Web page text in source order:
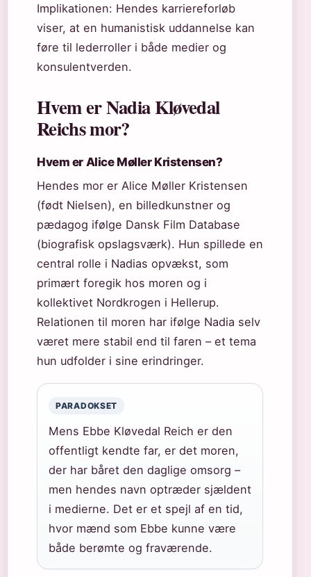
Implikationen: Hendes karriereforløb
viser, at en humanistisk uddannelse kan
føre til lederroller i både medier og
konsulentverden.
Hvem er Nadia Kløvedal
Reichs mor?
Hvem er Alice Møller Kristensen?
Hendes mor er Alice Møller Kristensen
(født Nielsen), en billedkunstner og
pædagog ifølge Dansk Film Database
(biografisk opslagsværk). Hun spillede en
central rolle i Nadias opvækst, som
primært foregik hos moren og i
kollektivet Nordkrogen i Hellerup.
Relationen til moren har ifølge Nadia selv
været mere stabil end til faren – et tema
hun udfolder i sine erindringer.
PARADOKSET
Mens Ebbe Kløvedal Reich er den
offentligt kendte far, er det moren,
der har båret den daglige omsorg –
men hendes navn optræder sjældent
i medierne. Det er et spejl af en tid,
hvor mænd som Ebbe kunne være
både berømte og fraværende.